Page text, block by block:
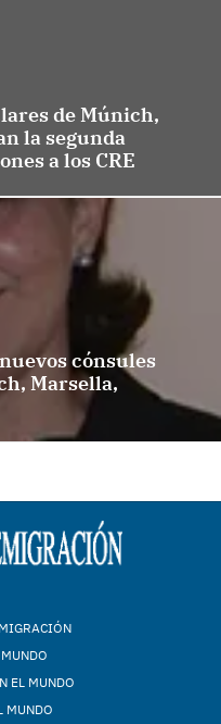
de Múnich,
la segunda
a los CRE
cónsules
Marsella,
EL MUNDO
MUNDO